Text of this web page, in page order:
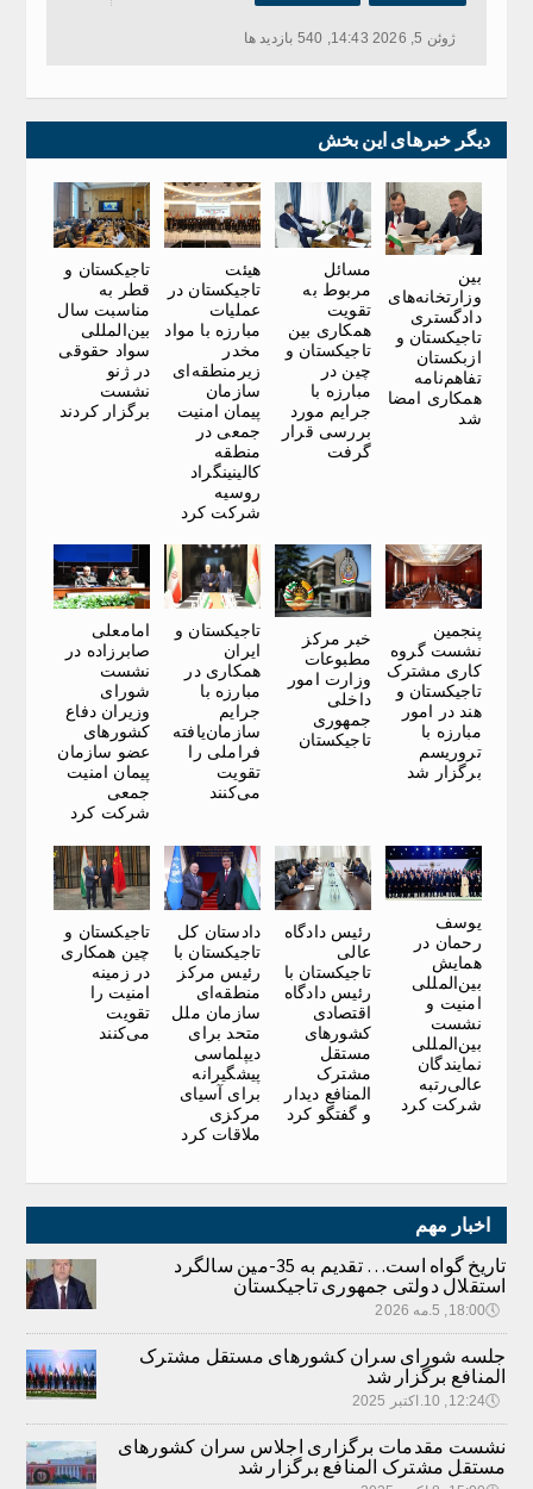
ژوئن 5, 2026 14:43, 540 بازدید ها
دیگر خبرهای این بخش
بین
وزارتخانه‌های
دادگستری
تاجیکستان و
ازبکستان
تفاهم‌نامه‌
همکاری امضا
شد
مسائل
مربوط به
تقویت
همکاری بین
تاجیکستان و
چین در
مبارزه با
جرایم مورد
بررسی قرار
گرفت
هیئت
تاجیکستان در
عملیات
مبارزه با مواد
مخدر
زیرمنطقه‌ای
سازمان
پیمان امنیت
جمعی در
منطقه
کالینینگراد
روسیه
شرکت کرد
تاجیکستان و
قطر به
مناسبت سال
بین‌المللی
سواد حقوقی
در ژنو
نشست
برگزار کردند
پنجمین
نشست گروه
کاری مشترک
تاجیکستان و
هند در امور
مبارزه با
تروریسم
برگزار شد
خبر مرکز
مطبوعات
وزارت امور
داخلی
جمهوری
تاجیکستان
تاجیکستان و
ایران
همکاری در
مبارزه با
جرایم
سازمان‌یافته
فراملی را
تقویت
می‌کنند
امامعلی
صابرزاده در
نشست
شورای
وزیران دفاع
کشورهای
عضو سازمان
پیمان امنیت
جمعی
شرکت کرد
یوسف
رحمان در
همایش
بین‌المللی
امنیت و
نشست
بین‌المللی
نمایندگان
عالی‌رتبه
شرکت کرد
رئیس دادگاه
عالی
تاجیکستان با
رئیس دادگاه
اقتصادی
کشورهای
مستقل
مشترک
المنافع دیدار
و گفتگو کرد
دادستان کل
تاجیکستان با
رئیس مرکز
منطقه‌ای
سازمان ملل
متحد برای
دیپلماسی
پیشگیرانه
برای آسیای
مرکزی
ملاقات کرد
تاجیکستان و
چین همکاری
در زمینه
امنیت را
تقویت
می‌کنند
اخبار مهم
تاریخ گواه است… تقدیم به 35-مین سالگرد
استقلال دولتی جمهوری تاجیکستان
🕔18:00, 5.مه 2026
جلسه شورای سران کشورهای مستقل مشترک
المنافع برگزار شد
🕔12:24, 10.اکتبر 2025
نشست مقدمات برگزاری اجلاس سران کشورهای
مستقل مشترک المنافع برگزار شد